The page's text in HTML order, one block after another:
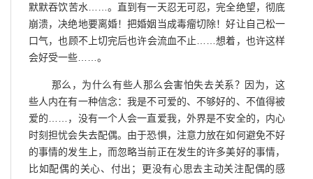
默默吞饮苦水……。直到有一天忍无可忍，完全绝望，彻底
崩溃，决绝地要离婚！把婚姻当成毒瘤切除！好让自己松一
口气，也顾不上切完后也许会流血不止……想着，也许这样
会好受一些……。
那么，为什么有些人那么会害怕失去关系？因为，这
些人内在有一种信念：我是不可爱的、不够好的、不值得被
爱的……，没有一个人会一直爱我，外界是不安全的，内心
时刻担忧会失去配偶。由于恐惧，注意力放在如何避免不好
的事情的发生上，而忽略当前正在发生的许多美好的事情，
比如配偶的关心、付出；更没有心思去主动关注配偶的感